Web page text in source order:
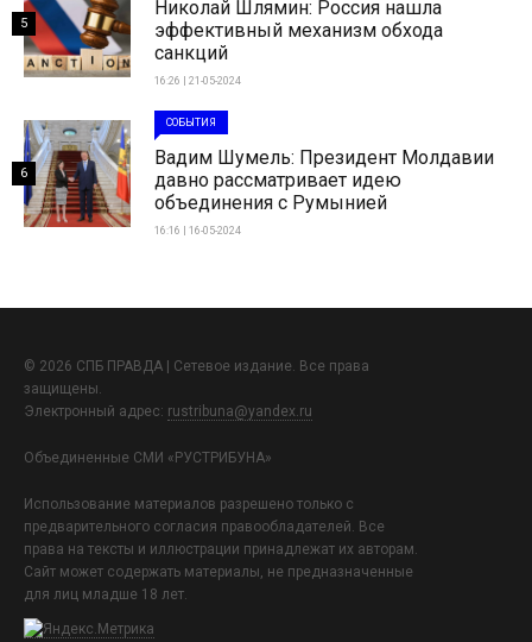
Николай Шлямин: Россия нашла
эффективный механизм обхода
санкций
16:26 | 21-05-2024
5
СОБЫТИЯ
Вадим Шумель: Президент Молдавии
давно рассматривает идею
объединения с Румынией
16:16 | 16-05-2024
6
© 2026 СПБ ПРАВДА | Сетевое издание. Все права
защищены.
Электронный адрес: rustribuna@yandex.ru
Объединенные СМИ «РУСТРИБУНА»
Использование материалов разрешено только с
предварительного согласия правообладателей. Все
права на тексты и иллюстрации принадлежат их авторам.
Сайт может содержать материалы, не предназначенные
для лиц младше 18 лет.